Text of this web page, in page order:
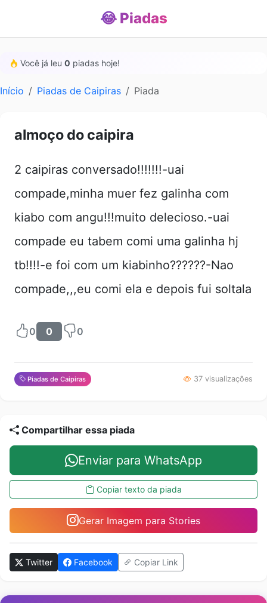
😂 Piadas
Você já leu 0 piadas hoje!
Início Piadas de Caipiras Piada
almoço do caipira
2 caipiras conversado!!!!!!!-uai
compade,minha muer fez galinha com
kiabo com angu!!!muito delecioso.-uai
compade eu tabem comi uma galinha hj
tb!!!!-e foi com um kiabinho??????-Nao
compade,,,eu comi ela e depois fui soltala
0 0 0
Piadas de Caipiras 37 visualizações
Compartilhar essa piada
Enviar para WhatsApp
Copiar texto da piada
Gerar Imagem para Stories
Twitter Facebook Copiar Link